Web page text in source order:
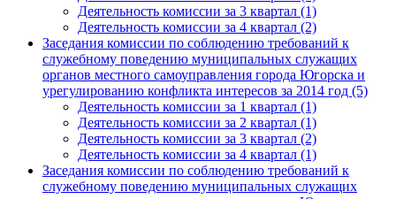
Деятельность комиссии за 3 квартал (1)
Деятельность комиссии за 4 квартал (2)
Заседания комиссии по соблюдению требований к
служебному поведению муниципальных служащих
органов местного самоуправления города Югорска и
урегулированию конфликта интересов за 2014 год (5)
Деятельность комиссии за 1 квартал (1)
Деятельность комиссии за 2 квартал (1)
Деятельность комиссии за 3 квартал (2)
Деятельность комиссии за 4 квартал (1)
Заседания комиссии по соблюдению требований к
служебному поведению муниципальных служащих